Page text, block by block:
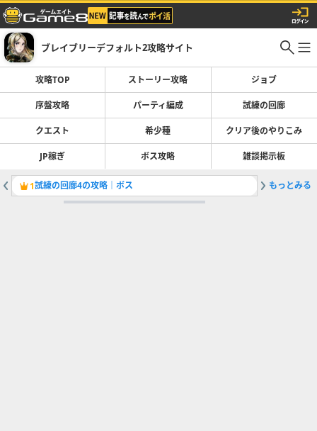
ブレイブリーデフォルト2攻略サイト
攻略TOP ストーリー攻略 ジョブ
序盤攻略 パーティ編成 試練の回廊
クエスト 希少種 クリア後のやりこみ
JP稼ぎ ボス攻略 雑談掲示板
1試練の回廊4の攻略｜ボス 2饅頭を
もっとみる